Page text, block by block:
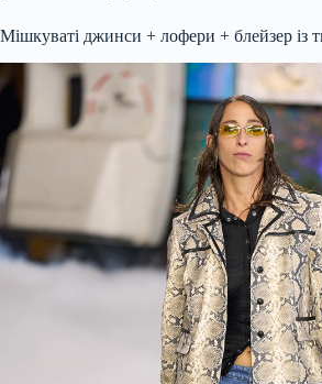
Мішкуваті джинси + лофери + блейзер із